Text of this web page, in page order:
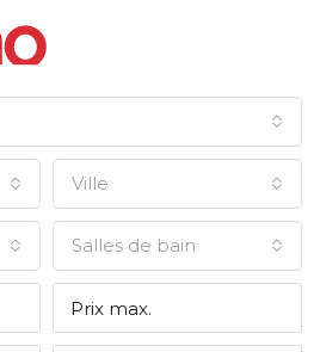
Ville
Salles de bain